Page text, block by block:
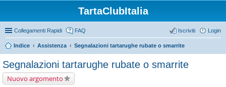
TartaClubItalia
Collegamenti Rapidi FAQ Login
Iscriviti
Indice Assistenza Segnalazioni tartarughe rubate o smarrite
Segnalazioni tartarughe rubate o smarrite
Nuovo argomento